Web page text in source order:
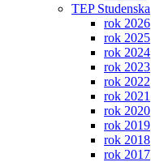
TEP Studenska
rok 2026
rok 2025
rok 2024
rok 2023
rok 2022
rok 2021
rok 2020
rok 2019
rok 2018
rok 2017